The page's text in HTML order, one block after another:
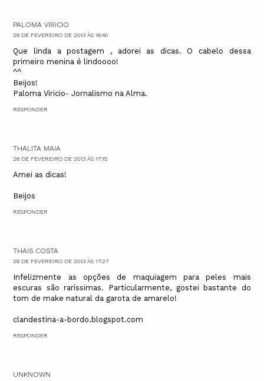
PALOMA VIRICIO
28 DE FEVEREIRO DE 2013 ÀS 16:40
Que linda a postagem , adorei as dicas. O cabelo dessa
primeiro menina é lindoooo!
^^
Beijos!
Paloma Viricio- Jornalismo na Alma.
RESPONDER
THALITA MAIA
28 DE FEVEREIRO DE 2013 ÀS 17:15
Amei as dicas!
Beijos
RESPONDER
THAIS COSTA
28 DE FEVEREIRO DE 2013 ÀS 17:27
Infelizmente as opções de maquiagem para peles mais
escuras são raríssimas. Particularmente, gostei bastante do
tom de make natural da garota de amarelo!
clandestina-a-bordo.blogspot.com
RESPONDER
UNKNOWN